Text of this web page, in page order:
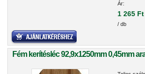
Ár:
1 265 Ft
/ db
Fém kerítésléc 92,9x1250mm 0,45mm